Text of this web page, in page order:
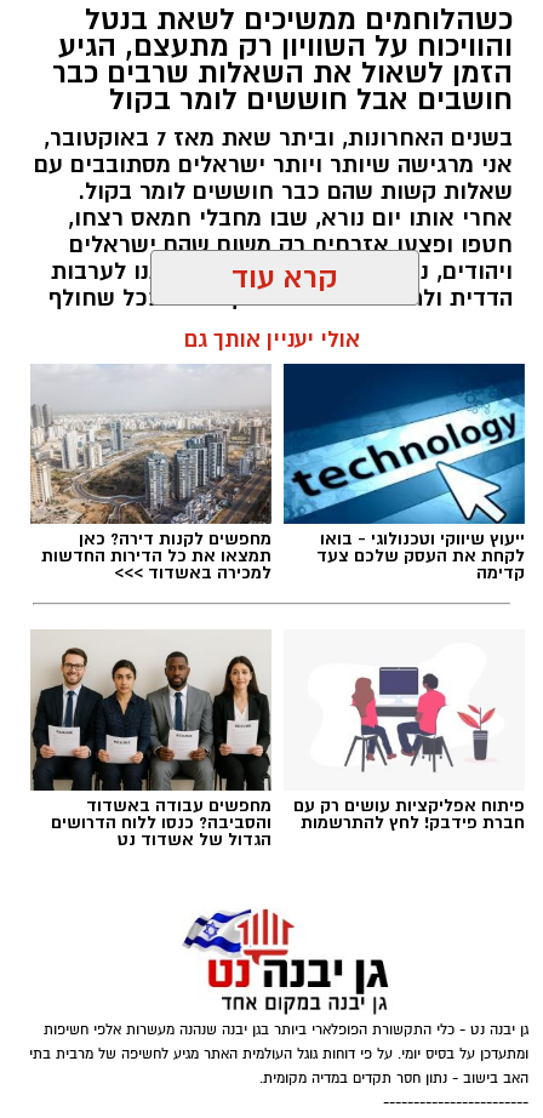
‏כדי לעקוב אחרי הערוץ גן יבנה נט ב-WhatsApp
לחצו כאן
יש לכם מידע חשוב שטרם נחשף? צילומים מאירוע
חדשותי? מצאתם טעות בכתבה? נשמח שתשתפו
אותנו
כשהלוחמים ממשיכים לשאת בנטל
והוויכוח על השוויון רק מתעצם, הגיע
הזמן לשאול את השאלות שרבים כבר
חושבים אבל חוששים לומר בקול
בשנים האחרונות, וביתר שאת מאז 7 באוקטובר,
אני מרגישה שיותר ויותר ישראלים מסתובבים עם
שאלות קשות שהם כבר חוששים לומר בקול.
אחרי אותו יום נורא, שבו מחבלי חמאס רצחו,
חטפו ופצעו אזרחים רק משום שהם ישראלים
ויהודים, נדמה היה שהאסון יחזיר אותנו לערבות
הדדית ולתחושת גורל משותף. אבל ככל שחולף
הזמן, הוויכוחים סביב השוויון בנטל, הפטור מגיוס,
תקציבי הישיבות, נטל המס, קמפיינים ייעודיים
למגזרים מסוימים והמחאות נגד גיוס בני ישיבות
רק הולכים ומעמיקים. בזמן שהלוחמים
והמילואימניקים ממשיכים לשלם מחיר כבד כדי
להגן על כולנו, רבים שואלים האם האחריות
הלאומית מתחלקת באמת באופן שוויוני. זו אינה
קריאה נגד ציבור כזה או אחר, אלא קריאה
לעצור ולשאול האם מדינת ישראל עדיין מצליחה
לשמור על תחושת השותפות שעליה הוקמה, או
תגים:חרדיים חיילים
קרא עוד
אולי יעניין אותך גם
ייעוץ שיווקי וטכנולוגי - בואו
לקחת את העסק שלכם צעד
קדימה
מחפשים לקנות דירה? כאן
תמצאו את כל הדירות החדשות
למכירה באשדוד >>>
פיתוח אפליקציות עושים רק עם
חברת פידבק! לחץ להתרשמות
מחפשים עבודה באשדוד
והסביבה? כנסו ללוח הדרושים
הגדול של אשדוד נט
גן יבנה נט - כלי התקשורת הפופלארי ביותר בגן יבנה שנהנה מעשרות אלפי חשיפות
ומתעדכן על בסיס יומי. על פי דוחות גוגל העולמית האתר מגיע לחשיפה של מרבית בתי
האב בישוב - נתון חסר תקדים במדיה מקומית.
------------------------